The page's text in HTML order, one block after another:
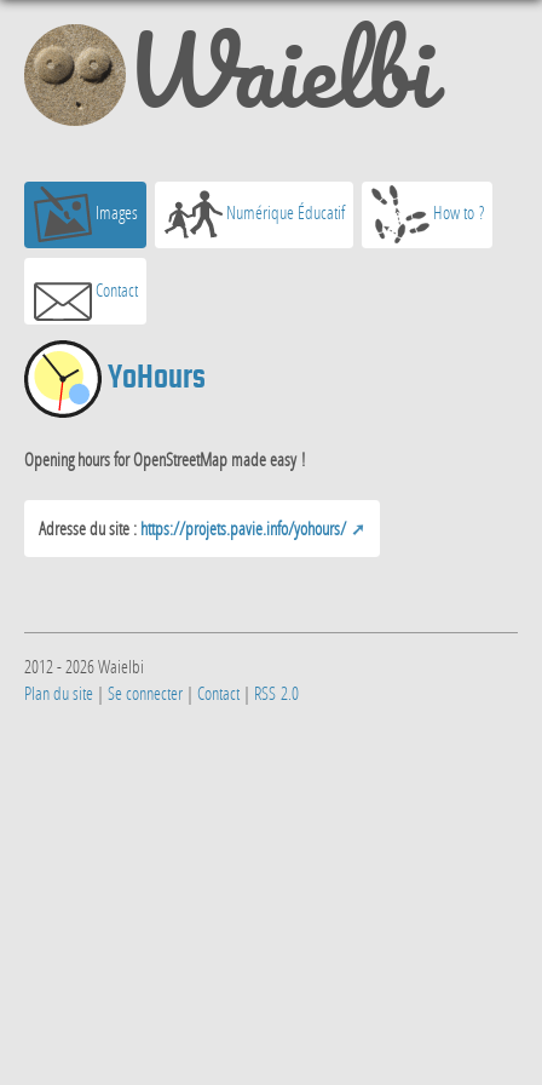
Waielbi
Images Numérique Éducatif How to ?
Contact
YoHours
Opening hours for OpenStreetMap made easy !
Adresse du site : https://projets.pavie.info/yohours/
2012 - 2026 Waielbi
Plan du site | Se connecter | Contact | RSS 2.0